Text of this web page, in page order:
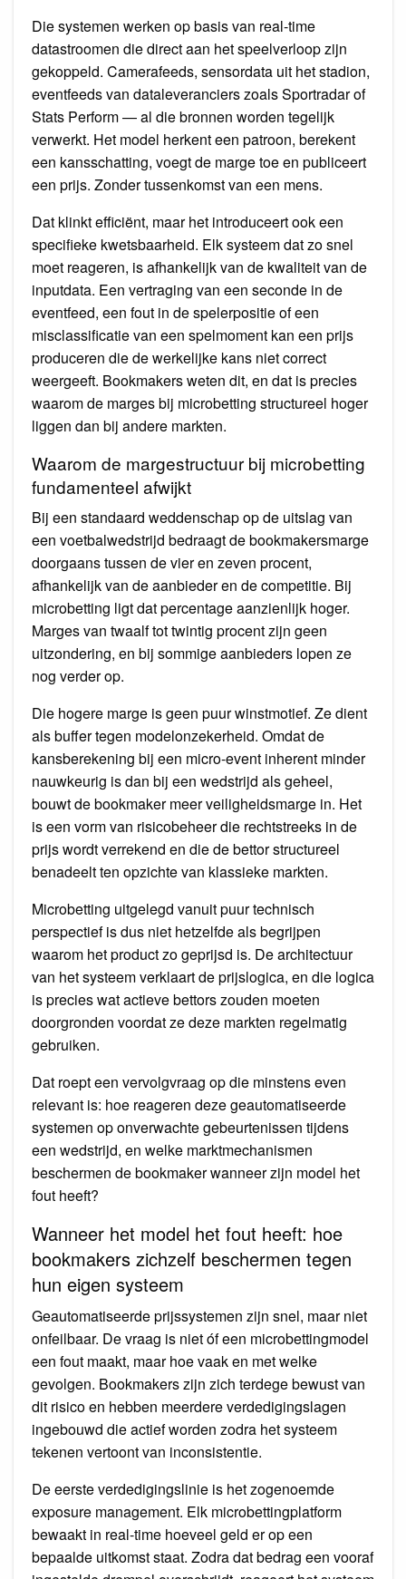
Die systemen werken op basis van real-time
datastroomen die direct aan het speelverloop zijn
gekoppeld. Camerafeeds, sensordata uit het stadion,
eventfeeds van dataleveranciers zoals Sportradar of
Stats Perform — al die bronnen worden tegelijk
verwerkt. Het model herkent een patroon, berekent
een kansschatting, voegt de marge toe en publiceert
een prijs. Zonder tussenkomst van een mens.
Dat klinkt efficiënt, maar het introduceert ook een
specifieke kwetsbaarheid. Elk systeem dat zo snel
moet reageren, is afhankelijk van de kwaliteit van de
inputdata. Een vertraging van een seconde in de
eventfeed, een fout in de spelerpositie of een
misclassificatie van een spelmoment kan een prijs
produceren die de werkelijke kans niet correct
weergeeft. Bookmakers weten dit, en dat is precies
waarom de marges bij microbetting structureel hoger
liggen dan bij andere markten.
Waarom de margestructuur bij microbetting
fundamenteel afwijkt
Bij een standaard weddenschap op de uitslag van
een voetbalwedstrijd bedraagt de bookmakersmarge
doorgaans tussen de vier en zeven procent,
afhankelijk van de aanbieder en de competitie. Bij
microbetting ligt dat percentage aanzienlijk hoger.
Marges van twaalf tot twintig procent zijn geen
uitzondering, en bij sommige aanbieders lopen ze
nog verder op.
Die hogere marge is geen puur winstmotief. Ze dient
als buffer tegen modelonzekerheid. Omdat de
kansberekening bij een micro-event inherent minder
nauwkeurig is dan bij een wedstrijd als geheel,
bouwt de bookmaker meer veiligheidsmarge in. Het
is een vorm van risicobeheer die rechtstreeks in de
prijs wordt verrekend en die de bettor structureel
benadeelt ten opzichte van klassieke markten.
Microbetting uitgelegd vanuit puur technisch
perspectief is dus niet hetzelfde als begrijpen
waarom het product zo geprijsd is. De architectuur
van het systeem verklaart de prijslogica, en die logica
is precies wat actieve bettors zouden moeten
doorgronden voordat ze deze markten regelmatig
gebruiken.
Dat roept een vervolgvraag op die minstens even
relevant is: hoe reageren deze geautomatiseerde
systemen op onverwachte gebeurtenissen tijdens
een wedstrijd, en welke marktmechanismen
beschermen de bookmaker wanneer zijn model het
fout heeft?
Wanneer het model het fout heeft: hoe
bookmakers zichzelf beschermen tegen
hun eigen systeem
Geautomatiseerde prijssystemen zijn snel, maar niet
onfeilbaar. De vraag is niet óf een microbettingmodel
een fout maakt, maar hoe vaak en met welke
gevolgen. Bookmakers zijn zich terdege bewust van
dit risico en hebben meerdere verdedigingslagen
ingebouwd die actief worden zodra het systeem
tekenen vertoont van inconsistentie.
De eerste verdedigingslinie is het zogenoemde
exposure management. Elk microbettingplatform
bewaakt in real-time hoeveel geld er op een
bepaalde uitkomst staat. Zodra dat bedrag een vooraf